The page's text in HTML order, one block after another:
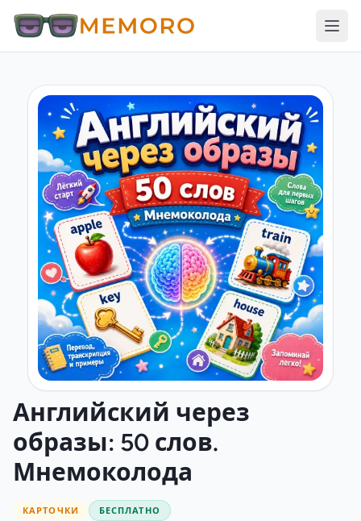
Английский через
образы: 50 слов.
Мнемоколода
КАРТОЧКИ БЕСПЛАТНО